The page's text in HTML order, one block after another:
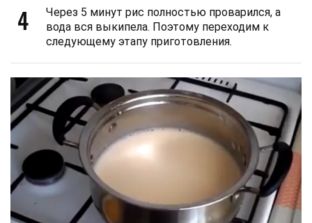
4
Через 5 минут рис полностью проварился, а
вода вся выкипела. Поэтому переходим к
следующему этапу приготовления.